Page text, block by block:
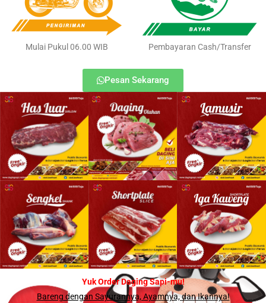
Mulai Pukul 06.00 WIB Pembayaran Cash/Transfer
Pesan Sekarang
Yuk Order Daging Sapi-mu!
Bareng dengan Sayurannya, Ayamnya, dan Ikannya!